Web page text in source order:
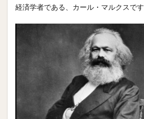
経済学者である、カール・マルクスです